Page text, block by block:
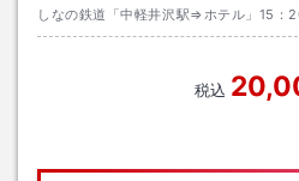
しなの鉄道「中軽井沢駅⇒ホテル」15
（石の教会・ハルニレテラス等）：車3
税込